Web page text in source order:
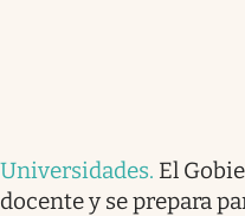
Universidades. El
docente y se prepara